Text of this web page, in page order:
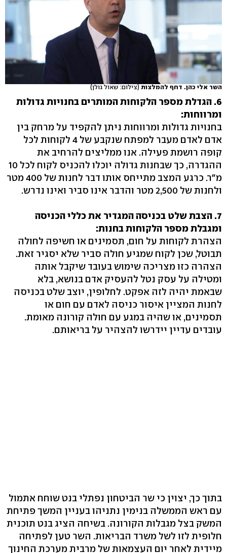
השר אלי כהן. דחף להמלצות(צילום: שאול גולן)
6. הגדלת מספר הלקוחות המותרים בחנויות גדולות
ומרווחות:
בחנויות גדולות ומרווחות ניתן להקפיד על מרחק בין
אדם לאדם מעבר למפתח שנקבע של 4 לקוחות לכל
קופה רושמת פעילה. אנו ממליצים להרחיב את
ההגדרה, כך שבחנות גדולה יוכלו להכניס לקוח לכל 10
מ"ר. כרגע המצב מתייחס אותו דבר לחנות של 400 מטר
ולחנות של 2,500 מטר והדבר אינו סביר ואינו נדרש.
7. הצבת שלט בכניסה המגדיר את כללי הכניסה
ומגבלת מספר הלקוחות בחנות:
הצהרת לקוחות על חום, תסמינים או חשיפה לחולה
תבוטל, שכן לקוח שמגיע חולה סביר שלא יסגיר זאת.
הצהרה כזו מצריכה שימוש בעובד שיקבל אותה
ומטילה על עסק נטל להעסיק אדם בנושא, בלא
שבאמת יהיה לזה אפקט. לחלופין, יוצב שלט בכניסה
לחנות המציין איסור כניסה לאדם עם חום או
תסמינים, או שהיה במגע עם חולה קורונה מאומת.
עובדים עדיין יידרשו להצהיר על בריאותם.
בתוך כך, יצוין כי שר הביטחון נפתלי בנט שוחח אתמול
עם ראש הממשלה בנימין נתניהו בעניין המשך פתיחת
המשק בצל מגבלות הקורונה. בשיחה הציג בנט תוכנית
חלופית לזו לשל משרד הבריאות. השר טען לפתיחה
מיידית לאחר יום העצמאות של מרבית מערכת החינוך